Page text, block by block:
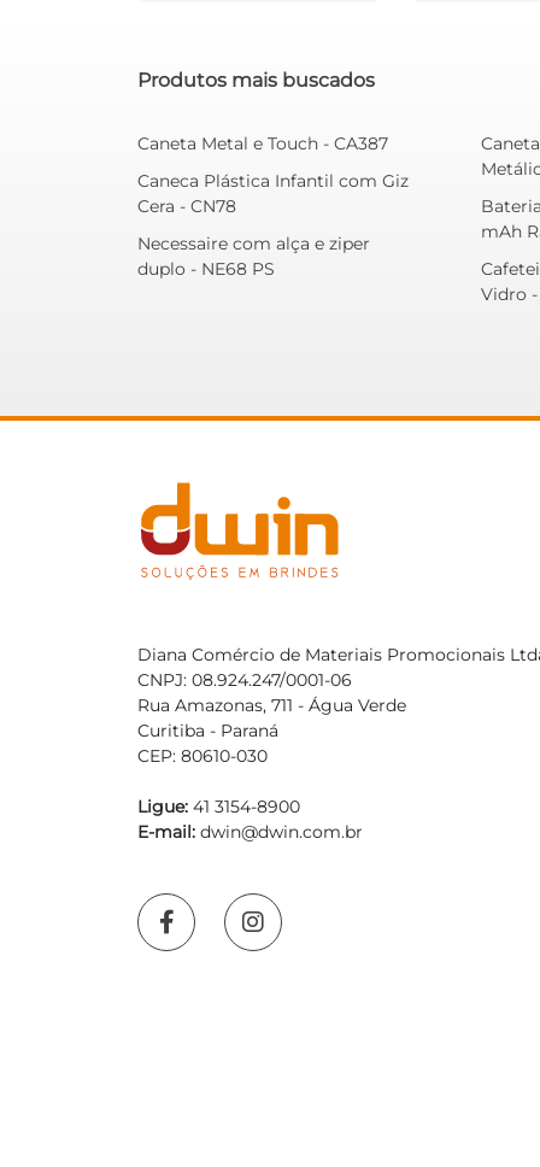
Produtos mais buscados
Caneta Metal e Touch - CA387
Caneca Plástica Infantil com Giz
Cera - CN78
Necessaire com alça e ziper
duplo - NE68 PS
mAh
Vidro -
Diana Comércio de Materiais Promocionais
CNPJ: 08.924.247/0001-06
Rua Amazonas, 711 - Água Verde
Curitiba - Paraná
CEP: 80610-030
Ligue: 41 3154-8900
E-mail: dwin@dwin.com.br